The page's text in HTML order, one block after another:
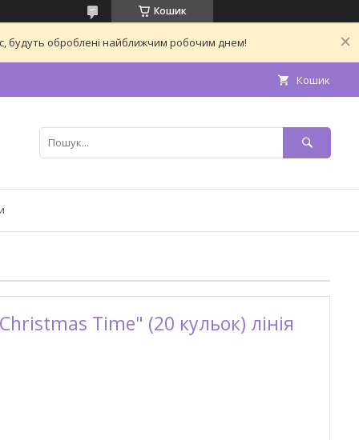
Кошик
будуть оброблені найближчим робочим днем!
Кошик
Time" (20 кульок) лінія